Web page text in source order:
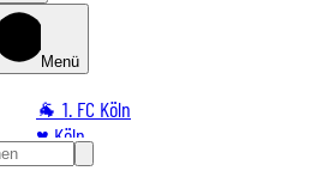
Menü
🐐 1. FC Köln
♥️ Köln
⭐ Promi